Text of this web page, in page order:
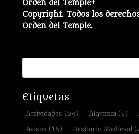
Orden del Temple+
Copyright. Todos los
Orden del Temple.
Etiquetas
Actividades (29) Alquimia (1)
Avisos (16) Bestiario Medieval